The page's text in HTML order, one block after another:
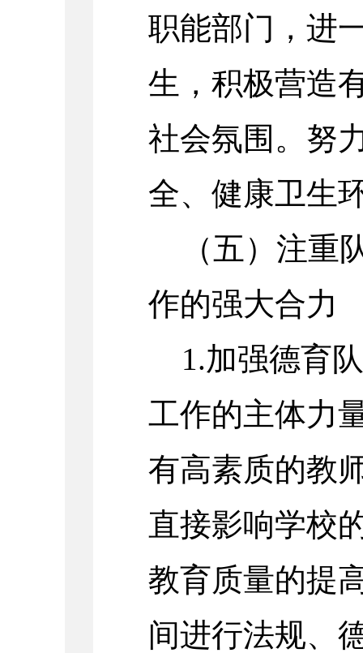
职能部门，进
生，积极营造
社会氛围。努
全、健康卫生
（五）注重
作的强大合力
1.加强德育
工作的主体力
有高素质的教
直接影响学校
教育质量的提
间进行法规、